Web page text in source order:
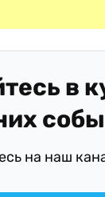
в
на наш